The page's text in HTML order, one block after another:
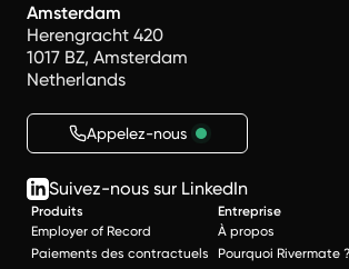
Amsterdam
Herengracht 420
1017 BZ, Amsterdam
Netherlands
Appelez-nous
Suivez-nous sur LinkedIn
Produits
Employer of Record
Paiements des contractuels
Entreprise
À propos
Pourquoi Rivermate ?